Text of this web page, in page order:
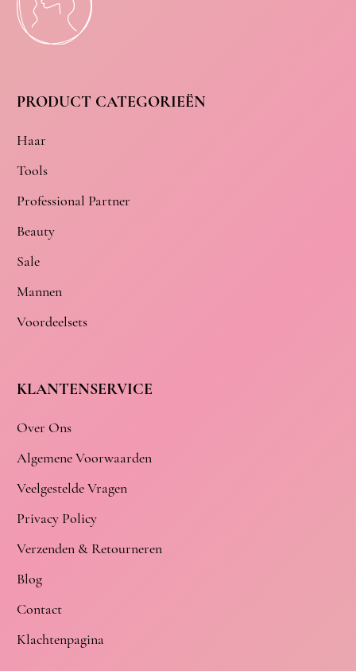
PRODUCT CATEGORIEËN
Haar
Tools
Professional Partner
Beauty
Sale
Mannen
Voordeelsets
KLANTENSERVICE
Over Ons
Algemene Voorwaarden
Veelgestelde Vragen
Privacy Policy
Verzenden & Retourneren
Blog
Contact
Klachtenpagina